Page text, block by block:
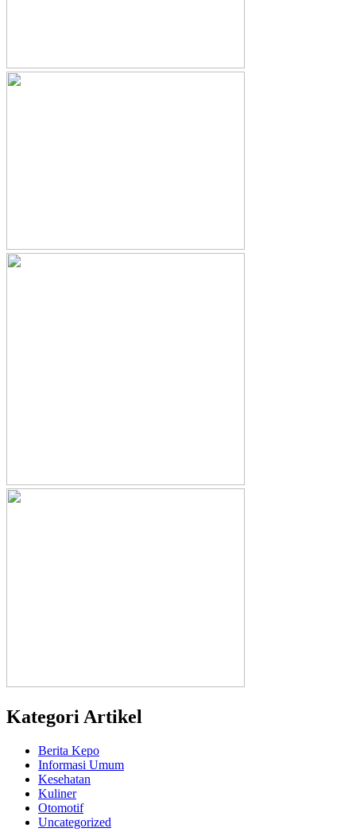
Kategori Artikel
Berita Kepo
Informasi Umum
Kesehatan
Kuliner
Otomotif
Uncategorized